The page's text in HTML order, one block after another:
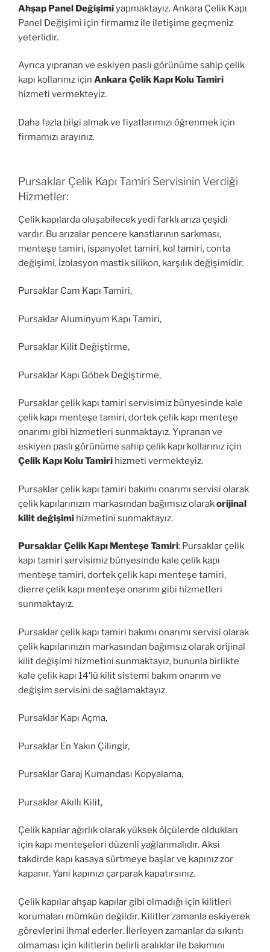
Ahşap Panel Değişimiyapmaktayız. Ankara Çelik Kapı
Panel Değişimi için firmamız ile iletişime geçmeniz
yeterlidir.
Ayrıca yıpranan ve eskiyen paslı görünüme sahip çelik
kapı kollarınız için Ankara Çelik Kapı Kolu Tamiri
hizmeti vermekteyiz.
Daha fazla bilgi almak ve fiyatlarımızı öğrenmek için
firmamızı arayınız.
Pursaklar Çelik Kapı Tamiri Servisinin Verdiği
Hizmetler:
Çelik kapılarda oluşabilecek yedi farklı arıza çeşidi
vardır. Bu arızalar pencere kanatlarının sarkması,
menteşe tamiri, ispanyolet tamiri, kol tamiri, conta
değişimi, İzolasyon mastik silikon, karşılık değişimidir.
Pursaklar Cam Kapı Tamiri,
Pursaklar Aluminyum Kapı Tamiri,
Pursaklar Kilit Değiştirme,
Pursaklar Kapı Göbek Değiştirme,
Pursaklar çelik kapı tamiri servisimiz bünyesinde kale
çelik kapı menteşe tamiri, dortek çelik kapı menteşe
onarımı gibi hizmetleri sunmaktayız. Yıpranan ve
eskiyen paslı görünüme sahip çelik kapı kollarınız için
Çelik Kapı Kolu Tamiri hizmeti vermekteyiz.
Pursaklar çelik kapı tamiri bakımı onarımı servisi olarak
çelik kapılarınızın markasından bağımsız olarakorijinal
kilit değişimi hizmetini sunmaktayız.
Pursaklar Çelik Kapı Menteşe Tamiri: Pursaklar çelik
kapı tamiri servisimiz bünyesinde kale çelik kapı
menteşe tamiri, dortek çelik kapı menteşe tamiri,
dierre çelik kapı menteşe onarımı gibi hizmetleri
sunmaktayız.
Pursaklar çelik kapı tamiri bakımı onarımı servisi olarak
çelik kapılarınızın markasından bağımsız olarak orijinal
kilit değişimi hizmetini sunmaktayız, bununla birlikte
kale çelik kapı 14’lü kilit sistemi bakım onarım ve
değişim servisini de sağlamaktayız.
Pursaklar Kapı Açma,
Pursaklar En Yakın Çilingir,
Pursaklar Garaj Kumandası Kopyalama,
Pursaklar Akıllı Kilit,
Çelik kapılar ağırlık olarak yüksek ölçülerde oldukları
için kapı menteşeleri düzenli yağlanmalıdır. Aksi
takdirde kapı kasaya sürtmeye başlar ve kapınız zor
kapanır. Yani kapınızı çarparak kapatırsınız.
Çelik kapılar ahşap kapılar gibi olmadığı için kilitleri
korumaları mümkün değildir. Kilitler zamanla eskiyerek
görevlerini ihmal ederler. İlerleyen zamanlar da sıkıntı
olmaması için kilitlerin belirli aralıklar ile bakımını